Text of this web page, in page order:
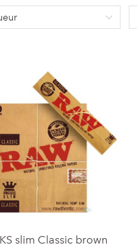
slim Classic brown